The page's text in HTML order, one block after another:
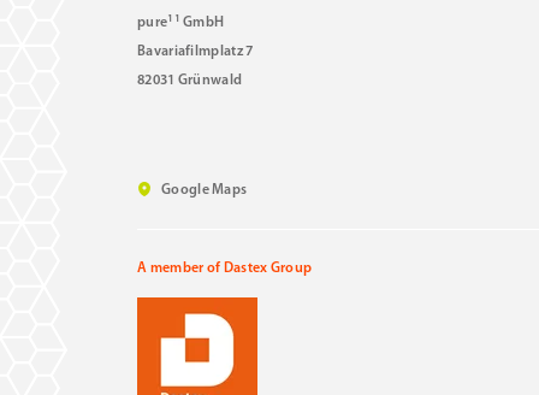
pure11 GmbH
Bavariafilmplatz 7
82031 Grünwald
Google Maps
A member of Dastex Group